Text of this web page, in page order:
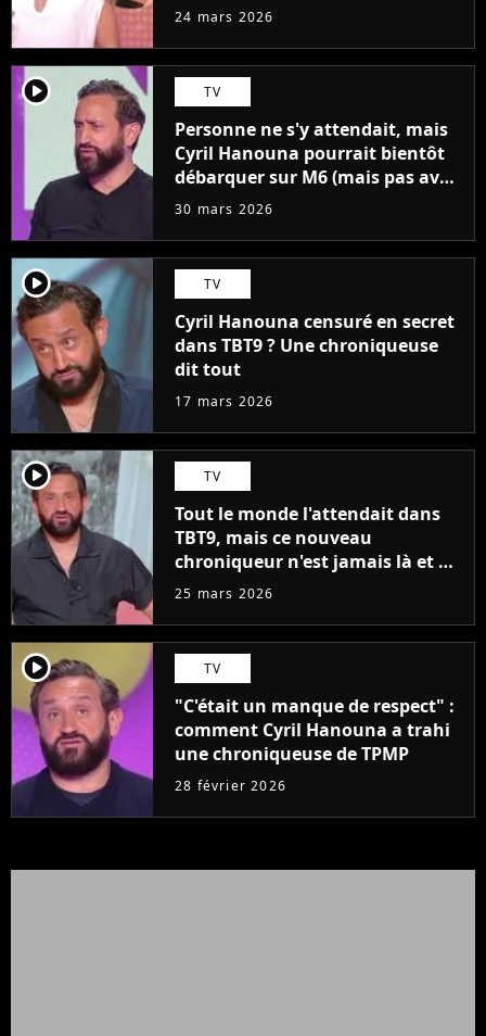
jamais vu un état pareil"
24 mars 2026
player2 TV
Personne ne s'y attendait, mais
Cyril Hanouna pourrait bientôt
débarquer sur M6 (mais pas avec
TBT9)
30 mars 2026
player2 TV
Cyril Hanouna censuré en secret
dans TBT9 ? Une chroniqueuse
dit tout
17 mars 2026
player2 TV
Tout le monde l'attendait dans
TBT9, mais ce nouveau
chroniqueur n'est jamais là et on
sait pourquoi
25 mars 2026
player2 TV
"C'était un manque de respect" :
comment Cyril Hanouna a trahi
une chroniqueuse de TPMP
28 février 2026